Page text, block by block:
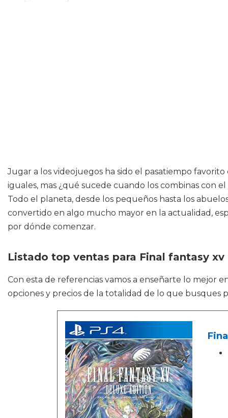
Jugar a los videojuegos ha sido el pasatiempo
iguales, mas ¿qué sucede cuando los combinas con
Todo el planeta, desde los pequeños hasta los
convertido en algo mucho mayor en la actualidad,
por dónde comenzar.
Listado top ventas para Final fantasy
Con esta de referencias vamos a enseñarte lo mejor
opciones y precios de la totalidad de lo que busques